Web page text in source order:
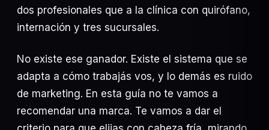
dos profesionales que a la clínica con quirófano,
internación y tres sucursales.
No existe ese ganador. Existe el sistema que se
adapta a cómo trabajás vos, y lo demás es ruido
de marketing. En esta guía no te vamos a
recomendar una marca. Te vamos a dar el
woocommerce 13
24 JUL 2026